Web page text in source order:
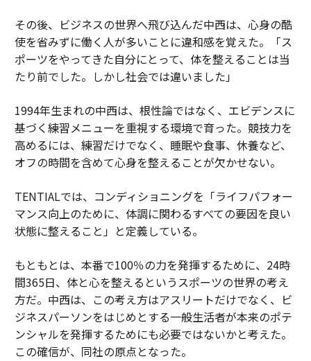
その後、ビジネスの世界へ飛び込んだ中西は、心身の酷
使を省みずに働く人が多いことに違和感を覚えた。「ス
ポーツをやってきた自分にとって、体を整えることは当
たり前でした。しかし社会では違いました」
1994年生まれの中西は、根性論ではなく、エビデンスに
基づく練習メニューを重視する環境で育った。競技力を
高めるには、練習だけでなく、睡眠や食事、休養など、
オフの時間を含めて心身を整えることが欠かせない。
TENTIALでは、コンディショニングを「ライフパフォー
マンス向上のために、体調に関わるすべての要因を良い
状態に整えること」と定義している。
もともとは、本番で100％の力を発揮するために、24時
間365日、体と心を整えるというスポーツの世界の考え
方だ。中西は、この考え方はアスリートだけでなく、ビ
ジネスパーソンをはじめとする一般生活者が本来のポテ
ンシャルを発揮するためにも必要ではないかと考えた。
この確信が、同社の原点となった。